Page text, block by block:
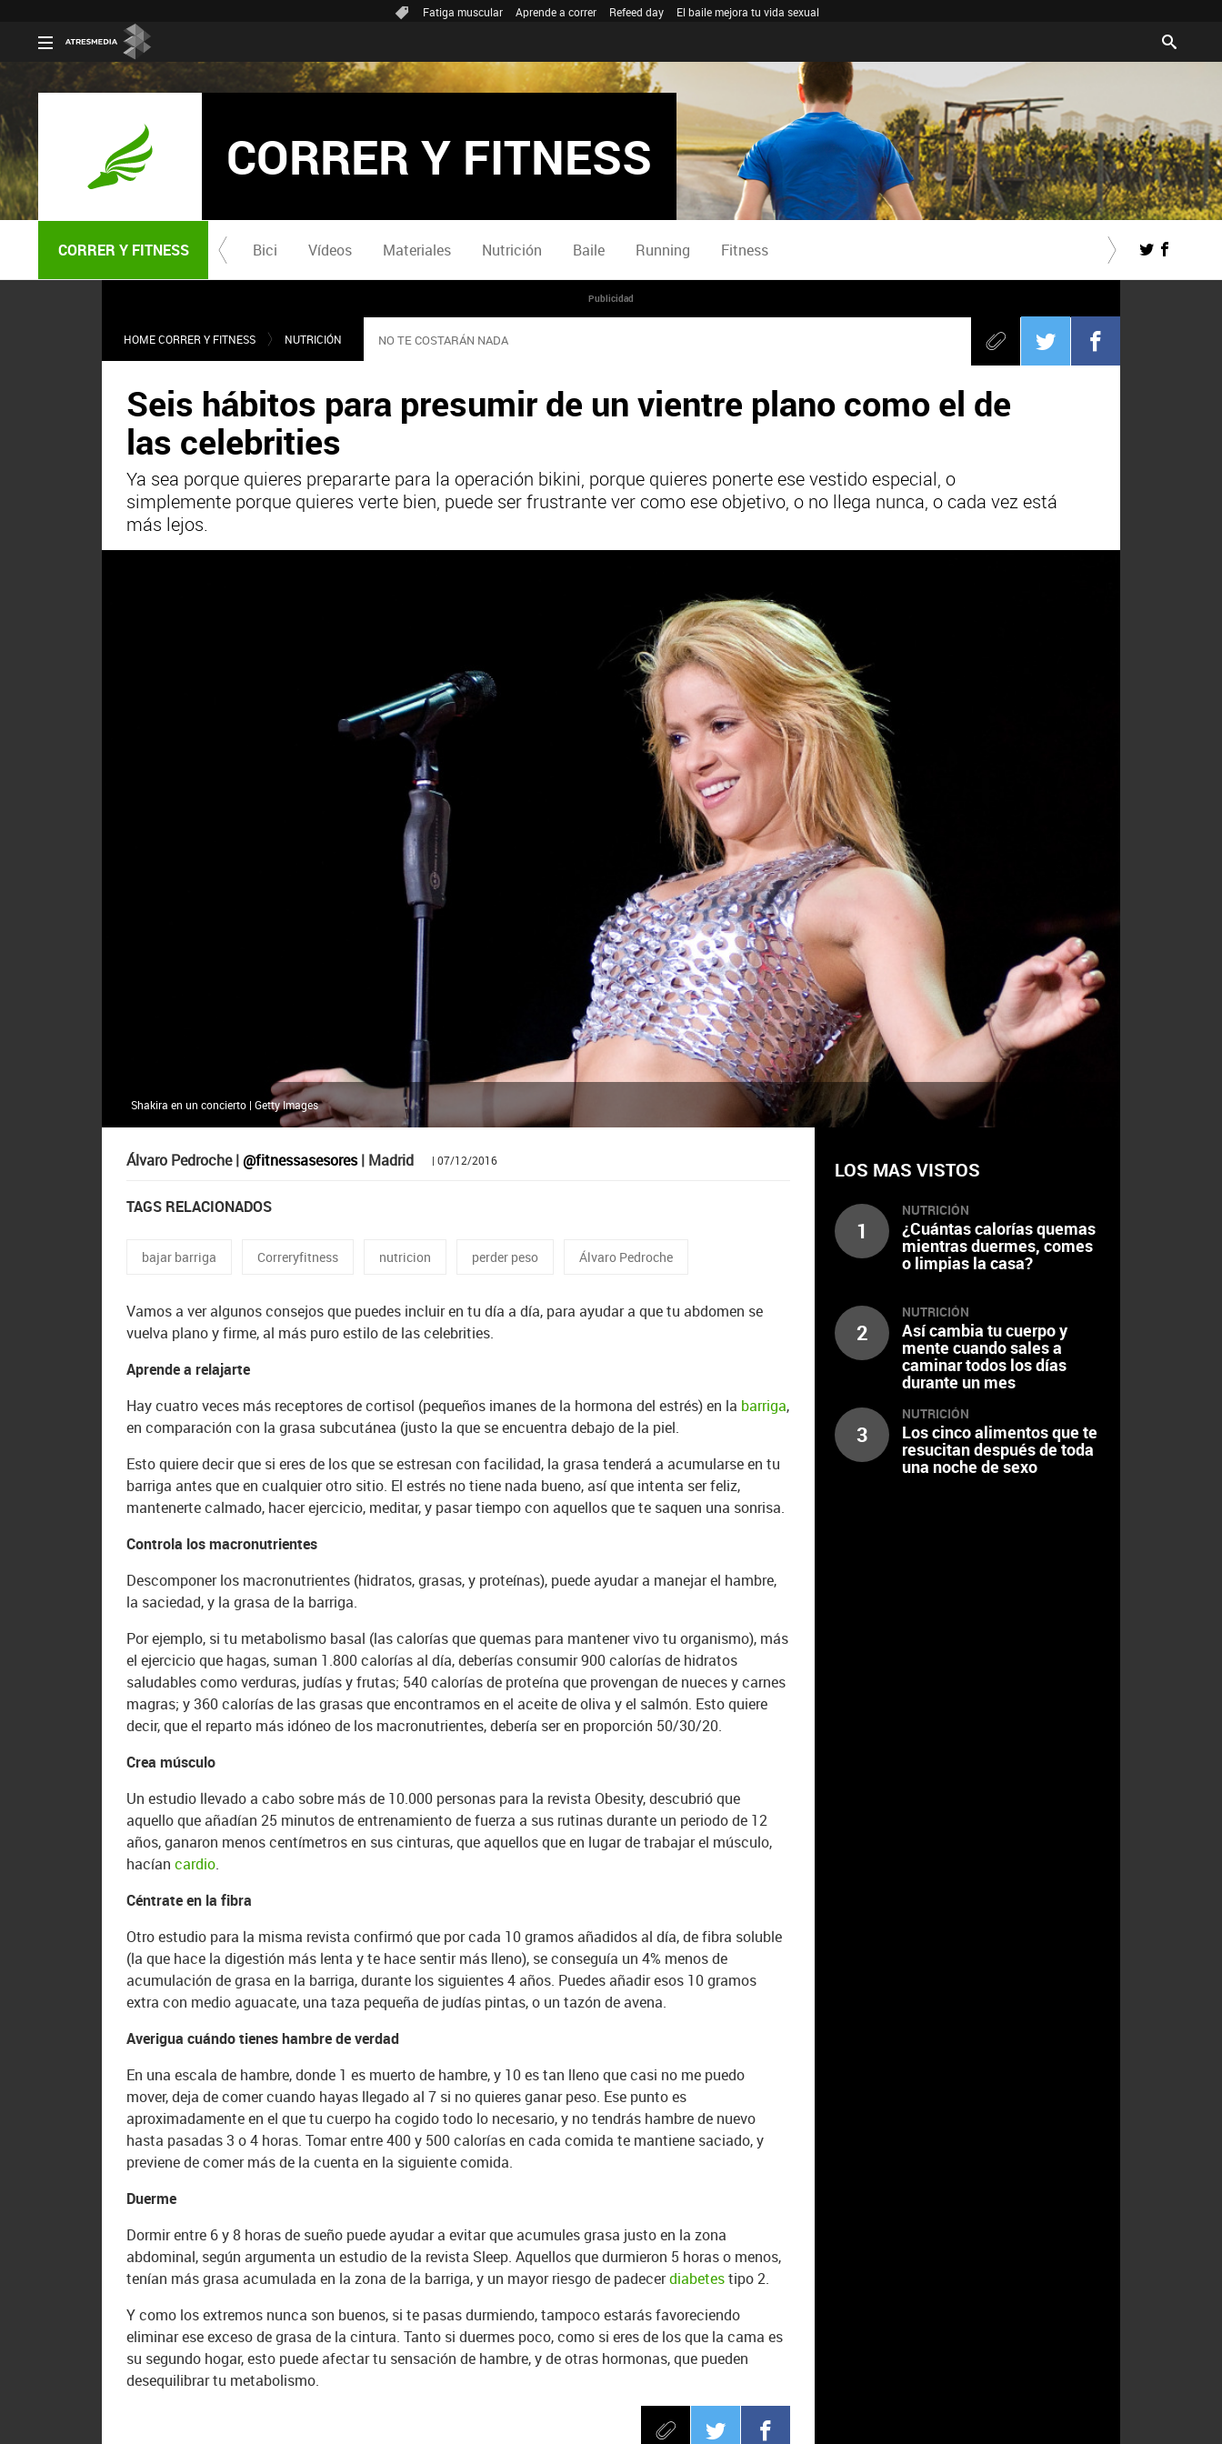
Fatiga muscular Aprende a correr Refeed day El baile mejora tu vida sexual
CORRER Y FITNESS
CORRER Y FITNESS Bici Vídeos Materiales Nutrición Baile Running Fitness
Publicidad
HOME CORRER Y FITNESS NUTRICIÓN NO TE COSTARÁN NADA
Seis hábitos para presumir de un vientre plano como el de
las celebrities
Ya sea porque quieres prepararte para la operación bikini, porque quieres ponerte ese vestido especial, o
simplemente porque quieres verte bien, puede ser frustrante ver como ese objetivo, o no llega nunca, o cada vez está
más lejos.
Shakira en un concierto | Getty Images
Álvaro Pedroche |@fitnessasesores| Madrid | 07/12/2016
TAGS RELACIONADOS
bajar barriga Correryfitness nutricion perder peso Álvaro Pedroche
Vamos a ver algunos consejos que puedes incluir en tu día a día, para ayudar a que tu abdomen se
vuelva plano y firme, al más puro estilo de las celebrities.
Aprende a relajarte
Hay cuatro veces más receptores de cortisol (pequeños imanes de la hormona del estrés) en la barriga,
en comparación con la grasa subcutánea (justo la que se encuentra debajo de la piel.
Esto quiere decir que si eres de los que se estresan con facilidad, la grasa tenderá a acumularse en tu
barriga antes que en cualquier otro sitio. El estrés no tiene nada bueno, así que intenta ser feliz,
mantenerte calmado, hacer ejercicio, meditar, y pasar tiempo con aquellos que te saquen una sonrisa.
Controla los macronutrientes
Descomponer los macronutrientes (hidratos, grasas, y proteínas), puede ayudar a manejar el hambre,
la saciedad, y la grasa de la barriga.
Por ejemplo, si tu metabolismo basal (las calorías que quemas para mantener vivo tu organismo), más
el ejercicio que hagas, suman 1.800 calorías al día, deberías consumir 900 calorías de hidratos
saludables como verduras, judías y frutas; 540 calorías de proteína que provengan de nueces y carnes
magras; y 360 calorías de las grasas que encontramos en el aceite de oliva y el salmón. Esto quiere
decir, que el reparto más idóneo de los macronutrientes, debería ser en proporción 50/30/20.
Crea músculo
Un estudio llevado a cabo sobre más de 10.000 personas para la revista Obesity, descubrió que
aquello que añadían 25 minutos de entrenamiento de fuerza a sus rutinas durante un periodo de 12
años, ganaron menos centímetros en sus cinturas, que aquellos que en lugar de trabajar el músculo,
hacíancardio.
Céntrate en la fibra
Otro estudio para la misma revista confirmó que por cada 10 gramos añadidos al día, de fibra soluble
(la que hace la digestión más lenta y te hace sentir más lleno), se conseguía un 4% menos de
acumulación de grasa en la barriga, durante los siguientes 4 años. Puedes añadir esos 10 gramos
extra con medio aguacate, una taza pequeña de judías pintas, o un tazón de avena.
Averigua cuándo tienes hambre de verdad
En una escala de hambre, donde 1 es muerto de hambre, y 10 es tan lleno que casi no me puedo
mover, deja de comer cuando hayas llegado al 7 si no quieres ganar peso. Ese punto es
aproximadamente en el que tu cuerpo ha cogido todo lo necesario, y no tendrás hambre de nuevo
hasta pasadas 3 o 4 horas. Tomar entre 400 y 500 calorías en cada comida te mantiene saciado, y
previene de comer más de la cuenta en la siguiente comida.
Duerme
Dormir entre 6 y 8 horas de sueño puede ayudar a evitar que acumules grasa justo en la zona
abdominal, según argumenta un estudio de la revista Sleep. Aquellos que durmieron 5 horas o menos,
tenían más grasa acumulada en la zona de la barriga, y un mayor riesgo de padecerdiabetestipo 2.
Y como los extremos nunca son buenos, si te pasas durmiendo, tampoco estarás favoreciendo
eliminar ese exceso de grasa de la cintura. Tanto si duermes poco, como si eres de los que la cama es
su segundo hogar, esto puede afectar tu sensación de hambre, y de otras hormonas, que pueden
desequilibrar tu metabolismo.
LOS MAS VISTOS
1
NUTRICIÓN
¿Cuántas calorías quemas
mientras duermes, comes
o limpias la casa?
2
NUTRICIÓN
Así cambia tu cuerpo y
mente cuando sales a
caminar todos los días
durante un mes
3
NUTRICIÓN
Los cinco alimentos que te
resucitan después de toda
una noche de sexo